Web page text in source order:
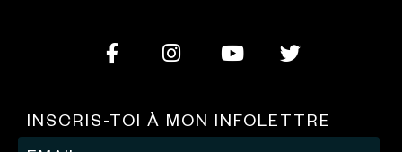
INSCRIS-TOI À MON INFOLETTRE